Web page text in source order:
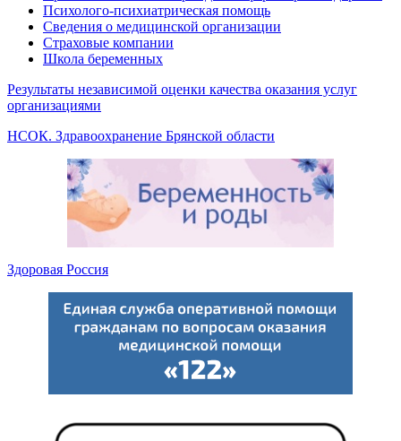
Психолого-психиатрическая помощь
Сведения о медицинской организации
Страховые компании
Школа беременных
Результаты независимой оценки качества оказания услуг
организациями
НСОК. Здравоохранение Брянской области
Здоровая Россия